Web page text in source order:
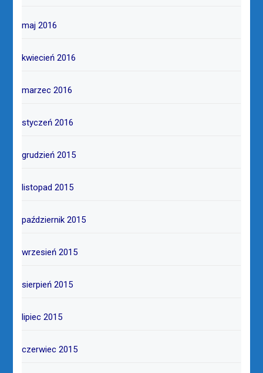
maj 2016
kwiecień 2016
marzec 2016
styczeń 2016
grudzień 2015
listopad 2015
październik 2015
wrzesień 2015
sierpień 2015
lipiec 2015
czerwiec 2015